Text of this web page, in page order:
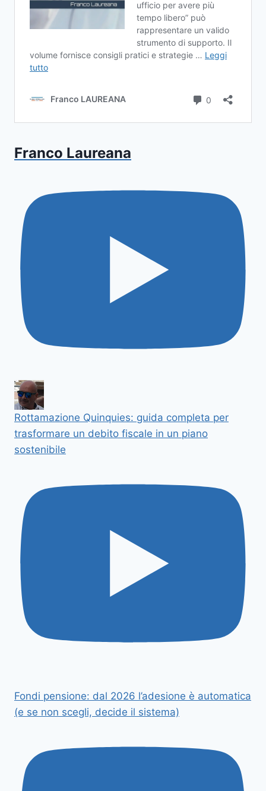
Franco Laureana
Rottamazione Quinquies: guida completa per
trasformare un debito fiscale in un piano
sostenibile
Fondi pensione: dal 2026 l’adesione è automatica
(e se non scegli, decide il sistema)